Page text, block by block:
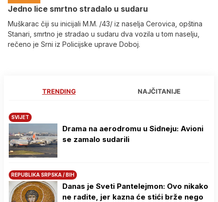
Јedno lice smrtno stradalo u sudaru
Muškarac čiji su inicijali M.M. /43/ iz naselja Cerovica, opština
Stanari, smrtno je stradao u sudaru dva vozila u tom naselju,
rečeno je Srni iz Policijske uprave Doboj.
TRENDING NAJČITANIJE
SVIJET
Drama na aerodromu u Sidneju: Avioni
se zamalo sudarili
REPUBLIKA SRPSKA / BIH
Danas je Sveti Pantelejmon: Ovo nikako
ne radite, jer kazna će stići brže nego